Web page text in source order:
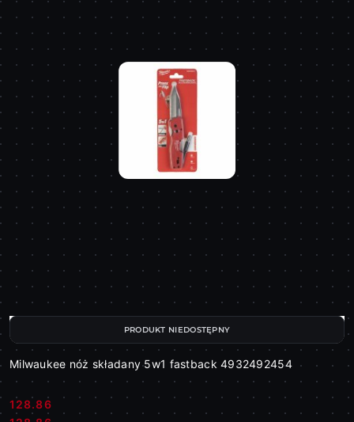
Milwaukee nóż składany 5w1 fastback 4932492454
128.86
PRODUKT NIEDOSTĘPNY